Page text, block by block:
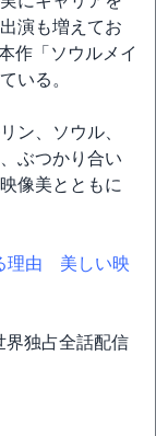
演も増えてお
作「ソウルメイ
いる。
ン、ソウル、
ぶつかり合い
像美とともに
理由 美しい映
界独占全話配信